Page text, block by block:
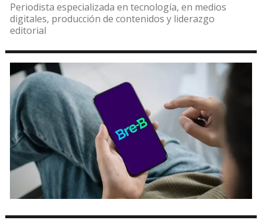
Periodista especializada en tecnología, en medios
digitales, producción de contenidos y liderazgo
editorial